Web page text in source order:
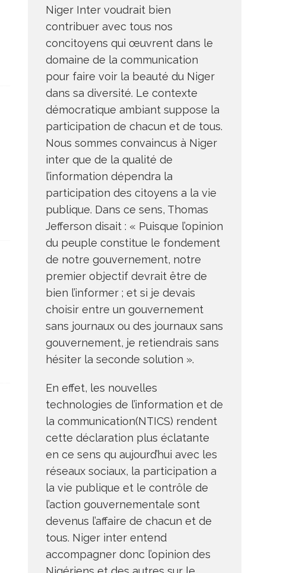
Niger Inter voudrait bien
contribuer avec tous nos
concitoyens qui œuvrent dans le
domaine de la communication
pour faire voir la beauté du Niger
dans sa diversité. Le contexte
démocratique ambiant suppose la
participation de chacun et de tous.
Nous sommes convaincus à Niger
inter que de la qualité de
l’information dépendra la
participation des citoyens a la vie
publique. Dans ce sens, Thomas
Jefferson disait : « Puisque l’opinion
du peuple constitue le fondement
de notre gouvernement, notre
premier objectif devrait être de
bien l’informer ; et si je devais
choisir entre un gouvernement
sans journaux ou des journaux sans
gouvernement, je retiendrais sans
hésiter la seconde solution ».
En effet, les nouvelles
technologies de l’information et de
la communication(NTICS) rendent
cette déclaration plus éclatante
en ce sens qu aujourd’hui avec les
réseaux sociaux, la participation a
la vie publique et le contrôle de
l’action gouvernementale sont
devenus l’affaire de chacun et de
tous. Niger inter entend
accompagner donc l’opinion des